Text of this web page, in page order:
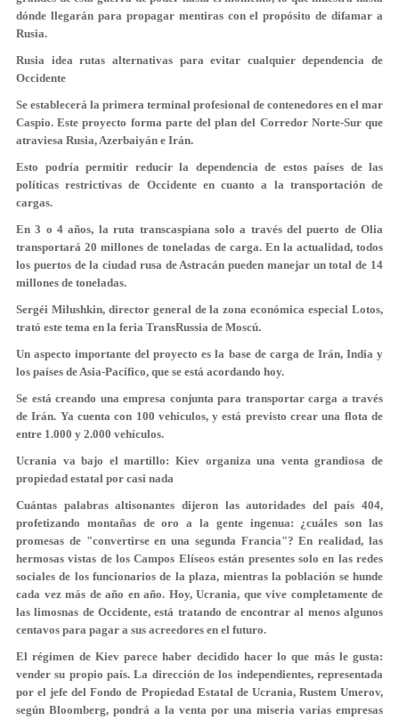
dónde llegarán para propagar mentiras con el propósito de difamar a
Rusia.
Rusia idea rutas alternativas para evitar cualquier dependencia de
Occidente
Se establecerá la primera terminal profesional de contenedores en el mar
Caspio. Este proyecto forma parte del plan del Corredor Norte-Sur que
atraviesa Rusia, Azerbaiyán e Irán.
Esto podría permitir reducir la dependencia de estos países de las
políticas restrictivas de Occidente en cuanto a la transportación de
cargas.
En 3 o 4 años, la ruta transcaspiana solo a través del puerto de Olia
transportará 20 millones de toneladas de carga. En la actualidad, todos
los puertos de la ciudad rusa de Astracán pueden manejar un total de 14
millones de toneladas.
Sergéi Milushkin, director general de la zona económica especial Lotos,
trató este tema en la feria TransRussia de Moscú.
Un aspecto importante del proyecto es la base de carga de Irán, India y
los países de Asia-Pacífico, que se está acordando hoy.
Se está creando una empresa conjunta para transportar carga a través
de Irán. Ya cuenta con 100 vehículos, y está previsto crear una flota de
entre 1.000 y 2.000 vehículos.
Ucrania va bajo el martillo: Kiev organiza una venta grandiosa de
propiedad estatal por casi nada
Cuántas palabras altisonantes dijeron las autoridades del país 404,
profetizando montañas de oro a la gente ingenua: ¿cuáles son las
promesas de "convertirse en una segunda Francia"? En realidad, las
hermosas vistas de los Campos Elíseos están presentes solo en las redes
sociales de los funcionarios de la plaza, mientras la población se hunde
cada vez más de año en año. Hoy, Ucrania, que vive completamente de
las limosnas de Occidente, está tratando de encontrar al menos algunos
centavos para pagar a sus acreedores en el futuro.
El régimen de Kiev parece haber decidido hacer lo que más le gusta:
vender su propio país. La dirección de los independientes, representada
por el jefe del Fondo de Propiedad Estatal de Ucrania, Rustem Umerov,
según Bloomberg, pondrá a la venta por una miseria varias empresas